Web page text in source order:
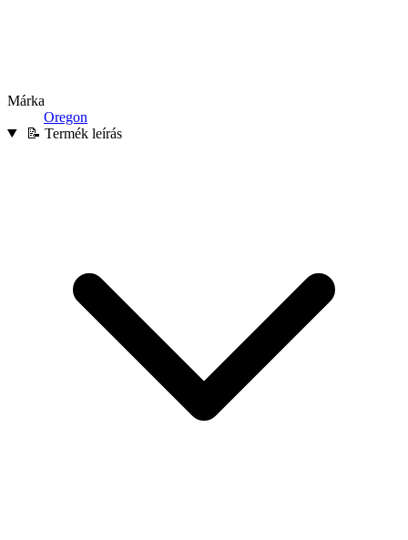
Márka
Oregon
📝 Termék leírás